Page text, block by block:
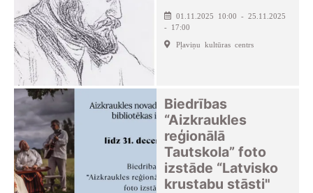
01.11.2025 10:00 - 25.11.2025
- 17:00
Pļaviņu kultūras centrs
Biedrības
“Aizkraukles
reģionālā
Tautskola” foto
izstāde “Latvisko
krustabu stāsti"